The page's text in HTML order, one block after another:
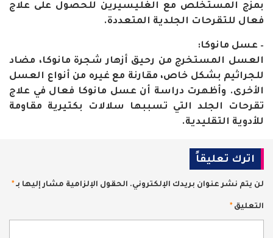
بمزج المستخلص مع الغليسيرين للحصول على علاج
فعال للتقرحات الجلدية المتعددة.
– عسل مانوكا:
العسل المستخرج من رحيق أزهار شجرة مانوكا، مضاد
للجراثيم بشكل خاص، مقارنة مع غيره من أنواع العسل
الأخرى. وأظهرت دراسة أن عسل مانوكا فعال في علاج
تقرحات الجلد التي تسببها سلالات بكتيرية مقاومة
للأدوية التقليدية.
اترك تعليقاً
لن يتم نشر عنوان بريدك الإلكتروني. الحقول الإلزامية مشار إليها بـ*
التعليق*